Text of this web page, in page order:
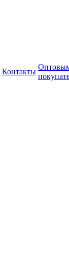
Контакты